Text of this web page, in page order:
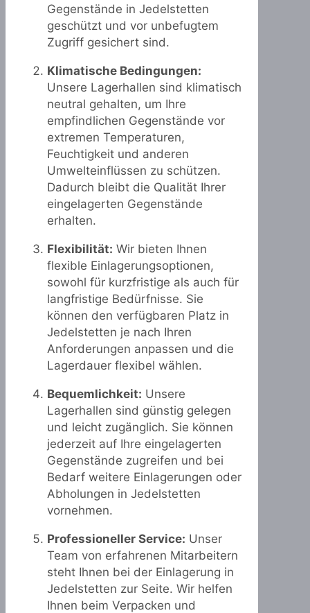
Gegenstände in Jedelstetten
geschützt und vor unbefugtem
Zugriff gesichert sind.
Klimatische Bedingungen:
Unsere Lagerhallen sind klimatisch
neutral gehalten, um Ihre
empfindlichen Gegenstände vor
extremen Temperaturen,
Feuchtigkeit und anderen
Umwelteinflüssen zu schützen.
Dadurch bleibt die Qualität Ihrer
eingelagerten Gegenstände
erhalten.
Flexibilität: Wir bieten Ihnen
flexible Einlagerungsoptionen,
sowohl für kurzfristige als auch für
langfristige Bedürfnisse. Sie
können den verfügbaren Platz in
Jedelstetten je nach Ihren
Anforderungen anpassen und die
Lagerdauer flexibel wählen.
Bequemlichkeit: Unsere
Lagerhallen sind günstig gelegen
und leicht zugänglich. Sie können
jederzeit auf Ihre eingelagerten
Gegenstände zugreifen und bei
Bedarf weitere Einlagerungen oder
Abholungen in Jedelstetten
vornehmen.
Professioneller Service: Unser
Team von erfahrenen Mitarbeitern
steht Ihnen bei der Einlagerung in
Jedelstetten zur Seite. Wir helfen
Ihnen beim Verpacken und